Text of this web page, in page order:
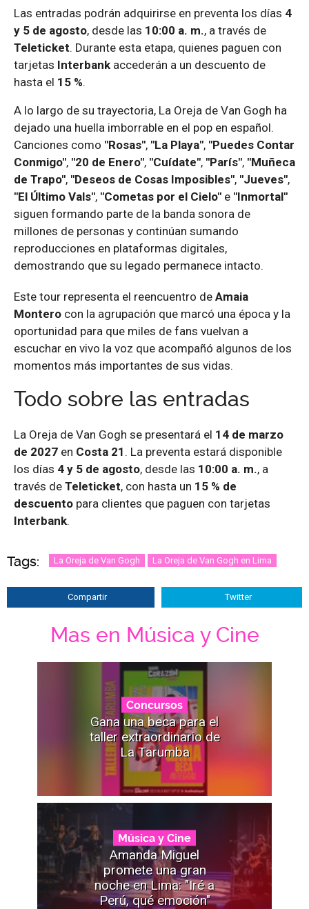
Las entradas podrán adquirirse en preventa los días 4
y 5 de agosto, desde las 10:00 a. m., a través de
Teleticket. Durante esta etapa, quienes paguen con
tarjetas Interbank accederán a un descuento de
hasta el 15 %.
A lo largo de su trayectoria, La Oreja de Van Gogh ha
dejado una huella imborrable en el pop en español.
Canciones como "Rosas", "La Playa", "Puedes Contar
Conmigo", "20 de Enero", "Cuídate", "París", "Muñeca
de Trapo", "Deseos de Cosas Imposibles", "Jueves",
"El Último Vals", "Cometas por el Cielo" e "Inmortal"
siguen formando parte de la banda sonora de
millones de personas y continúan sumando
reproducciones en plataformas digitales,
demostrando que su legado permanece intacto.
Este tour representa el reencuentro de Amaia
Montero con la agrupación que marcó una época y la
oportunidad para que miles de fans vuelvan a
escuchar en vivo la voz que acompañó algunos de los
momentos más importantes de sus vidas.
Todo sobre las entradas
La Oreja de Van Gogh se presentará el 14 de marzo
de 2027 en Costa 21 . La preventa estará disponible
los días 4 y 5 de agosto, desde las 10:00 a. m., a
través de Teleticket, con hasta un 15 % de
descuento para clientes que paguen con tarjetas
Interbank.
Tags: La Oreja de Van Gogh La Oreja de Van Gogh en Lima
Compartir Twitter
Mas en Música y Cine
Concursos
Gana una beca para el
taller extraordinario de
La Tarumba
Música y Cine
Amanda Miguel
promete una gran
noche en Lima: "Iré a
Perú, qué emoción"